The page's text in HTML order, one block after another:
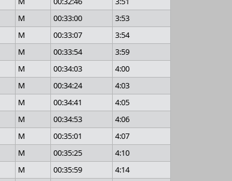
M 00:33:00
3:53
M 00:33:07
3:54
M 00:33:54
3:59
M 00:34:03
4:00
M 00:34:24
4:03
M 00:34:41
4:05
M 00:34:53
4:06
M 00:35:01
4:07
M 00:35:25
4:10
M 00:35:59
4:14